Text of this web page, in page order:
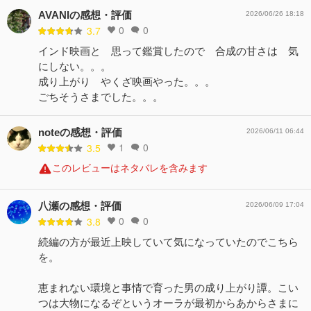
AVANIの感想・評価
3.7 0 0
2026/06/26 18:18
インド映画と 思って鑑賞したので 合成の甘さは 気
にしない。。。
成り上がり やくざ映画やった。。。
ごちそうさまでした。。。
noteの感想・評価
3.5 1 0
2026/06/11 06:44
このレビューはネタバレを含みます
八瀬の感想・評価
3.8 0 0
2026/06/09 17:04
続編の方が最近上映していて気になっていたのでこちら
を。
恵まれない環境と事情で育った男の成り上がり譚。こい
つは大物になるぞというオーラが最初からあからさまに